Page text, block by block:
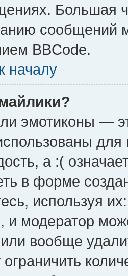
Большая
сообщений
BBCode.
началу
эмотиконы —
а :(
в форме
используя
и модератор
вообще